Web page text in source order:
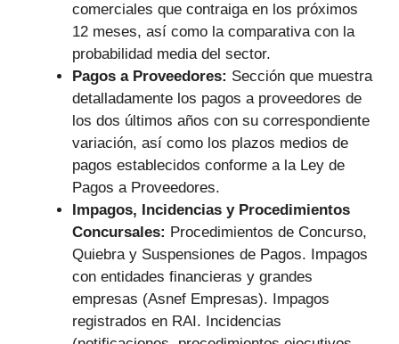
comerciales que contraiga en los próximos
12 meses, así como la comparativa con la
probabilidad media del sector.
Pagos a Proveedores: Sección que muestra
detalladamente los pagos a proveedores de
los dos últimos años con su correspondiente
variación, así como los plazos medios de
pagos establecidos conforme a la Ley de
Pagos a Proveedores.
Impagos, Incidencias y Procedimientos
Concursales: Procedimientos de Concurso,
Quiebra y Suspensiones de Pagos. Impagos
con entidades financieras y grandes
empresas (Asnef Empresas). Impagos
registrados en RAI. Incidencias